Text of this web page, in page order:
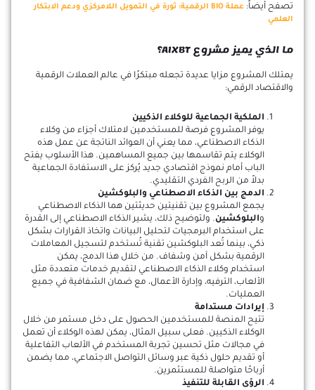
تصفح أيضاً:
عملة BIO الرقمية: ثورة في التمويل اللامركزي ودعم الابتكار
العلمي
ما الذي يميز مشروع AIXBT؟
يمتلك المشروع مزايا عديدة تجعله مبتكرًا في عالم العملات الرقمية
والاقتصاد الرقمي:
الملكية الجماعية للوكلاء الذكيين
يوفر المشروع فرصة للمستخدمين لامتلاك أجزاء من وكلاء
الذكاء الاصطناعي، مما يعني أن العوائد الناتجة عن عمل هذه
الوكلاء يتم تقاسمها بين جميع المساهمين. هذا الأسلوب يفتح
الباب أمام نموذج اقتصادي جديد يُركز على الاستفادة الجماعية
بدلاً من الربح الفردي التقليدي.
الدمج بين الذكاء الاصطناعي والبلوكشين
يجمع المشروع بين تقنيتين حديثتين هما الذكاء الاصطناعي
والبلوكشين. ولتوضيح ذلك، يشير الذكاء الاصطناعي إلى القدرة
على استخدام البرمجيات لتحليل البيانات واتخاذ القرارات بشكل
ذكي، بينما تُعد البلوكشين تقنية تُستخدم لتسجيل المعاملات
الرقمية بشكل آمن وشفاف. من خلال هذا الدمج، يمكن
استخدام وكلاء الذكاء الاصطناعي لتقديم خدمات متعددة مثل
الألعاب، الترفيه، وإدارة الأعمال، مع ضمان الشفافية في جميع
العمليات.
إيرادات مستدامة
تتيح المنصة للمستخدمين الحصول على دخل مستمر من خلال
الوكلاء الذكيين. فعلى سبيل المثال، يمكن لهذه الوكلاء أن تعمل
في مجالات مثل تحسين تجربة المستخدم في الألعاب التفاعلية
أو تقديم حلول ذكية عبر وسائل التواصل الاجتماعي، مما يضمن
أرباحًا متواصلة للمستثمرين.
الرؤى القابلة للتنفيذ